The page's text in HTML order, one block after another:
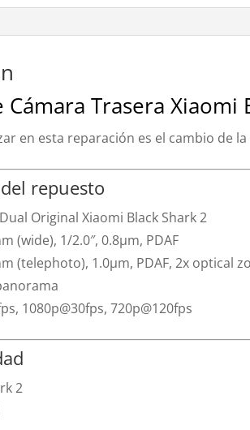
Cámara Trasera Xiaomi
en esta reparación es el cambio de
repuesto
Original Xiaomi Black Shark 2
(wide), 1/2.0″, 0.8µm, PDAF
(telephoto), 1.0µm, PDAF, 2x optical
1080p@30fps, 720p@120fps
2